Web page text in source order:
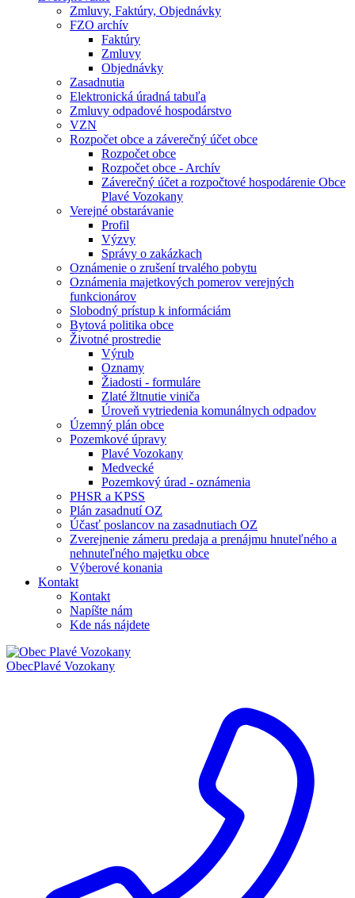
Zmluvy, Faktúry, Objednávky
FZO archív
Faktúry
Zmluvy
Objednávky
Zasadnutia
Elektronická úradná tabuľa
Zmluvy odpadové hospodárstvo
VZN
Rozpočet obce a záverečný účet obce
Rozpočet obce
Rozpočet obce - Archív
Záverečný účet a rozpočtové hospodárenie Obce
Plavé Vozokany
Verejné obstarávanie
Profil
Výzvy
Správy o zakázkach
Oznámenie o zrušení trvalého pobytu
Oznámenia majetkových pomerov verejných
funkcionárov
Slobodný prístup k informáciám
Bytová politika obce
Životné prostredie
Výrub
Oznamy
Žiadosti - formuláre
Zlaté žltnutie viniča
Úroveň vytriedenia komunálnych odpadov
Územný plán obce
Pozemkové úpravy
Plavé Vozokany
Medvecké
Pozemkový úrad - oznámenia
PHSR a KPSS
Plán zasadnutí OZ
Účasť poslancov na zasadnutiach OZ
Zverejnenie zámeru predaja a prenájmu hnuteľného a
nehnuteľného majetku obce
Výberové konania
Kontakt
Kontakt
Napíšte nám
Kde nás nájdete
ObecPlavé Vozokany